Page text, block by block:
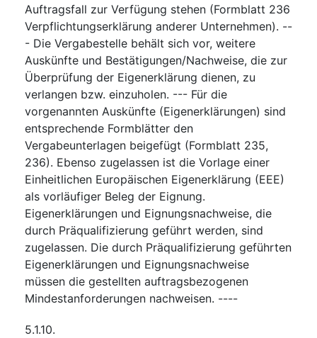
Auftragsfall zur Verfügung stehen (Formblatt 236
Verpflichtungserklärung anderer Unternehmen). --
- Die Vergabestelle behält sich vor, weitere
Auskünfte und Bestätigungen/Nachweise, die zur
Überprüfung der Eigenerklärung dienen, zu
verlangen bzw. einzuholen. --- Für die
vorgenannten Auskünfte (Eigenerklärungen) sind
entsprechende Formblätter den
Vergabeunterlagen beigefügt (Formblatt 235,
236). Ebenso zugelassen ist die Vorlage einer
Einheitlichen Europäischen Eigenerklärung (EEE)
als vorläufiger Beleg der Eignung.
Eigenerklärungen und Eignungsnachweise, die
durch Präqualifizierung geführt werden, sind
zugelassen. Die durch Präqualifizierung geführten
Eigenerklärungen und Eignungsnachweise
müssen die gestellten auftragsbezogenen
Mindestanforderungen nachweisen. ----
5.1.10.